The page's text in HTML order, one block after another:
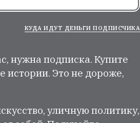
КУДА ИДУТ ДЕНЬГИ ПОДПИСЧИКА
нужна подписка. Купите
истории. Это не дороже,
уличную политику,